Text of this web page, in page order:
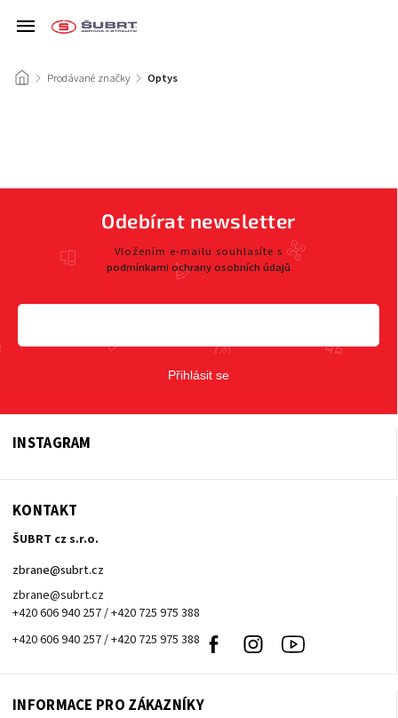
/ Prodávané značky / Optys
Odebírat newsletter
Vložením e-mailu souhlasíte s
podmínkami ochrany osobních údajů
Přihlásit se
INSTAGRAM
KONTAKT
ŠUBRT cz s.r.o.
zbrane@subrt.cz
zbrane@subrt.cz
+420 606 940 257 / +420 725 975 388
+420 606 940 257 / +420 725 975 388
Facebook Instagram
INFORMACE PRO ZÁKAZNÍKY